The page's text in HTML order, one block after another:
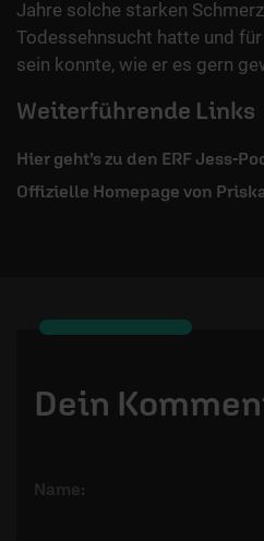
Jahre solche starken
Todessehnsucht hatte und
sein konnte, wie er es gern
Weiterführende Links
Hier geht’s zu den ERF Jess-
Offizielle Homepage von
Dein
Name: